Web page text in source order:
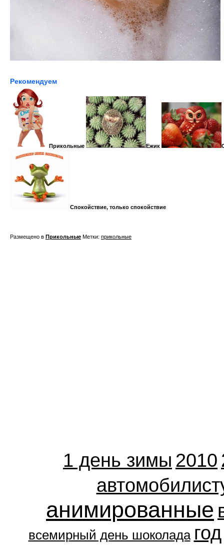
Рекомендуем
Прикольные Ежик
Спокойствие, только спокойствие
Размещено в Прикольные Метки: прикольные
1 день зимы 2010
анимированные
всемирный день шоколада год